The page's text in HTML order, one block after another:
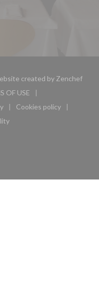
created by Zenchef
window))
OF USE
((opens in a new window))
window))
Cookies policy
((opens in a new
in a new window))